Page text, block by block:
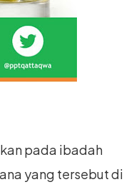
pada ibadah
yang tersebut di